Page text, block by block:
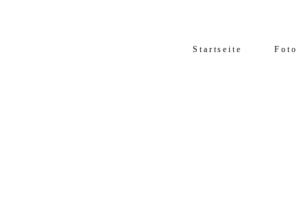
Startseite Foto